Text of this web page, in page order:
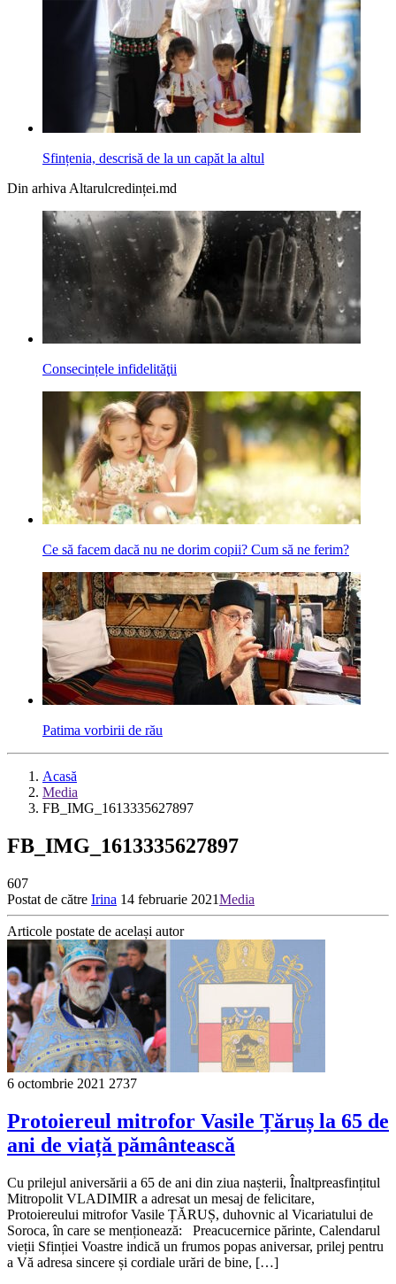
Sfințenia, descrisă de la un capăt la altul
Din arhiva Altarulcredinței.md
Consecințele infidelităţii
Ce să facem dacă nu ne dorim copii? Cum să ne ferim?
Patima vorbirii de rău
Acasă
Media
FB_IMG_1613335627897
FB_IMG_1613335627897
607
Postat de către Irina 14 februarie 2021Media
Articole postate de același autor
6 octombrie 2021 2737
Protoiereul mitrofor Vasile Țăruș la 65 de
ani de viață pământească
Cu prilejul aniversării a 65 de ani din ziua nașterii, Înaltpreasfințitul
Mitropolit VLADIMIR a adresat un mesaj de felicitare,
Protoiereului mitrofor Vasile ȚĂRUȘ, duhovnic al Vicariatului de
Soroca, în care se menționează: Preacucernice părinte, Calendarul
vieții Sfinției Voastre indică un frumos popas aniversar, prilej pentru
a Vă adresa sincere și cordiale urări de bine, […]